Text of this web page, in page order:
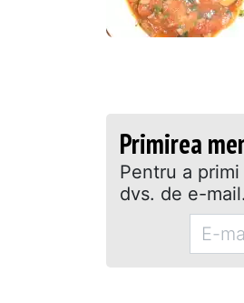
Primirea
Pentru a
dvs. de e-mail.